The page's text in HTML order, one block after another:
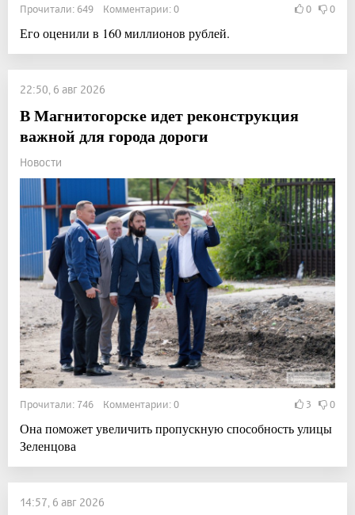
Прочитали: 649 Комментарии: 0 0 0
Его оценили в 160 миллионов рублей.
22:50, 6 авг 2026
В Магнитогорске идет реконструкция
важной для города дороги
Новости
Прочитали: 746 Комментарии: 0 3 0
Она поможет увеличить пропускную способность улицы
Зеленцова
14:57, 6 авг 2026